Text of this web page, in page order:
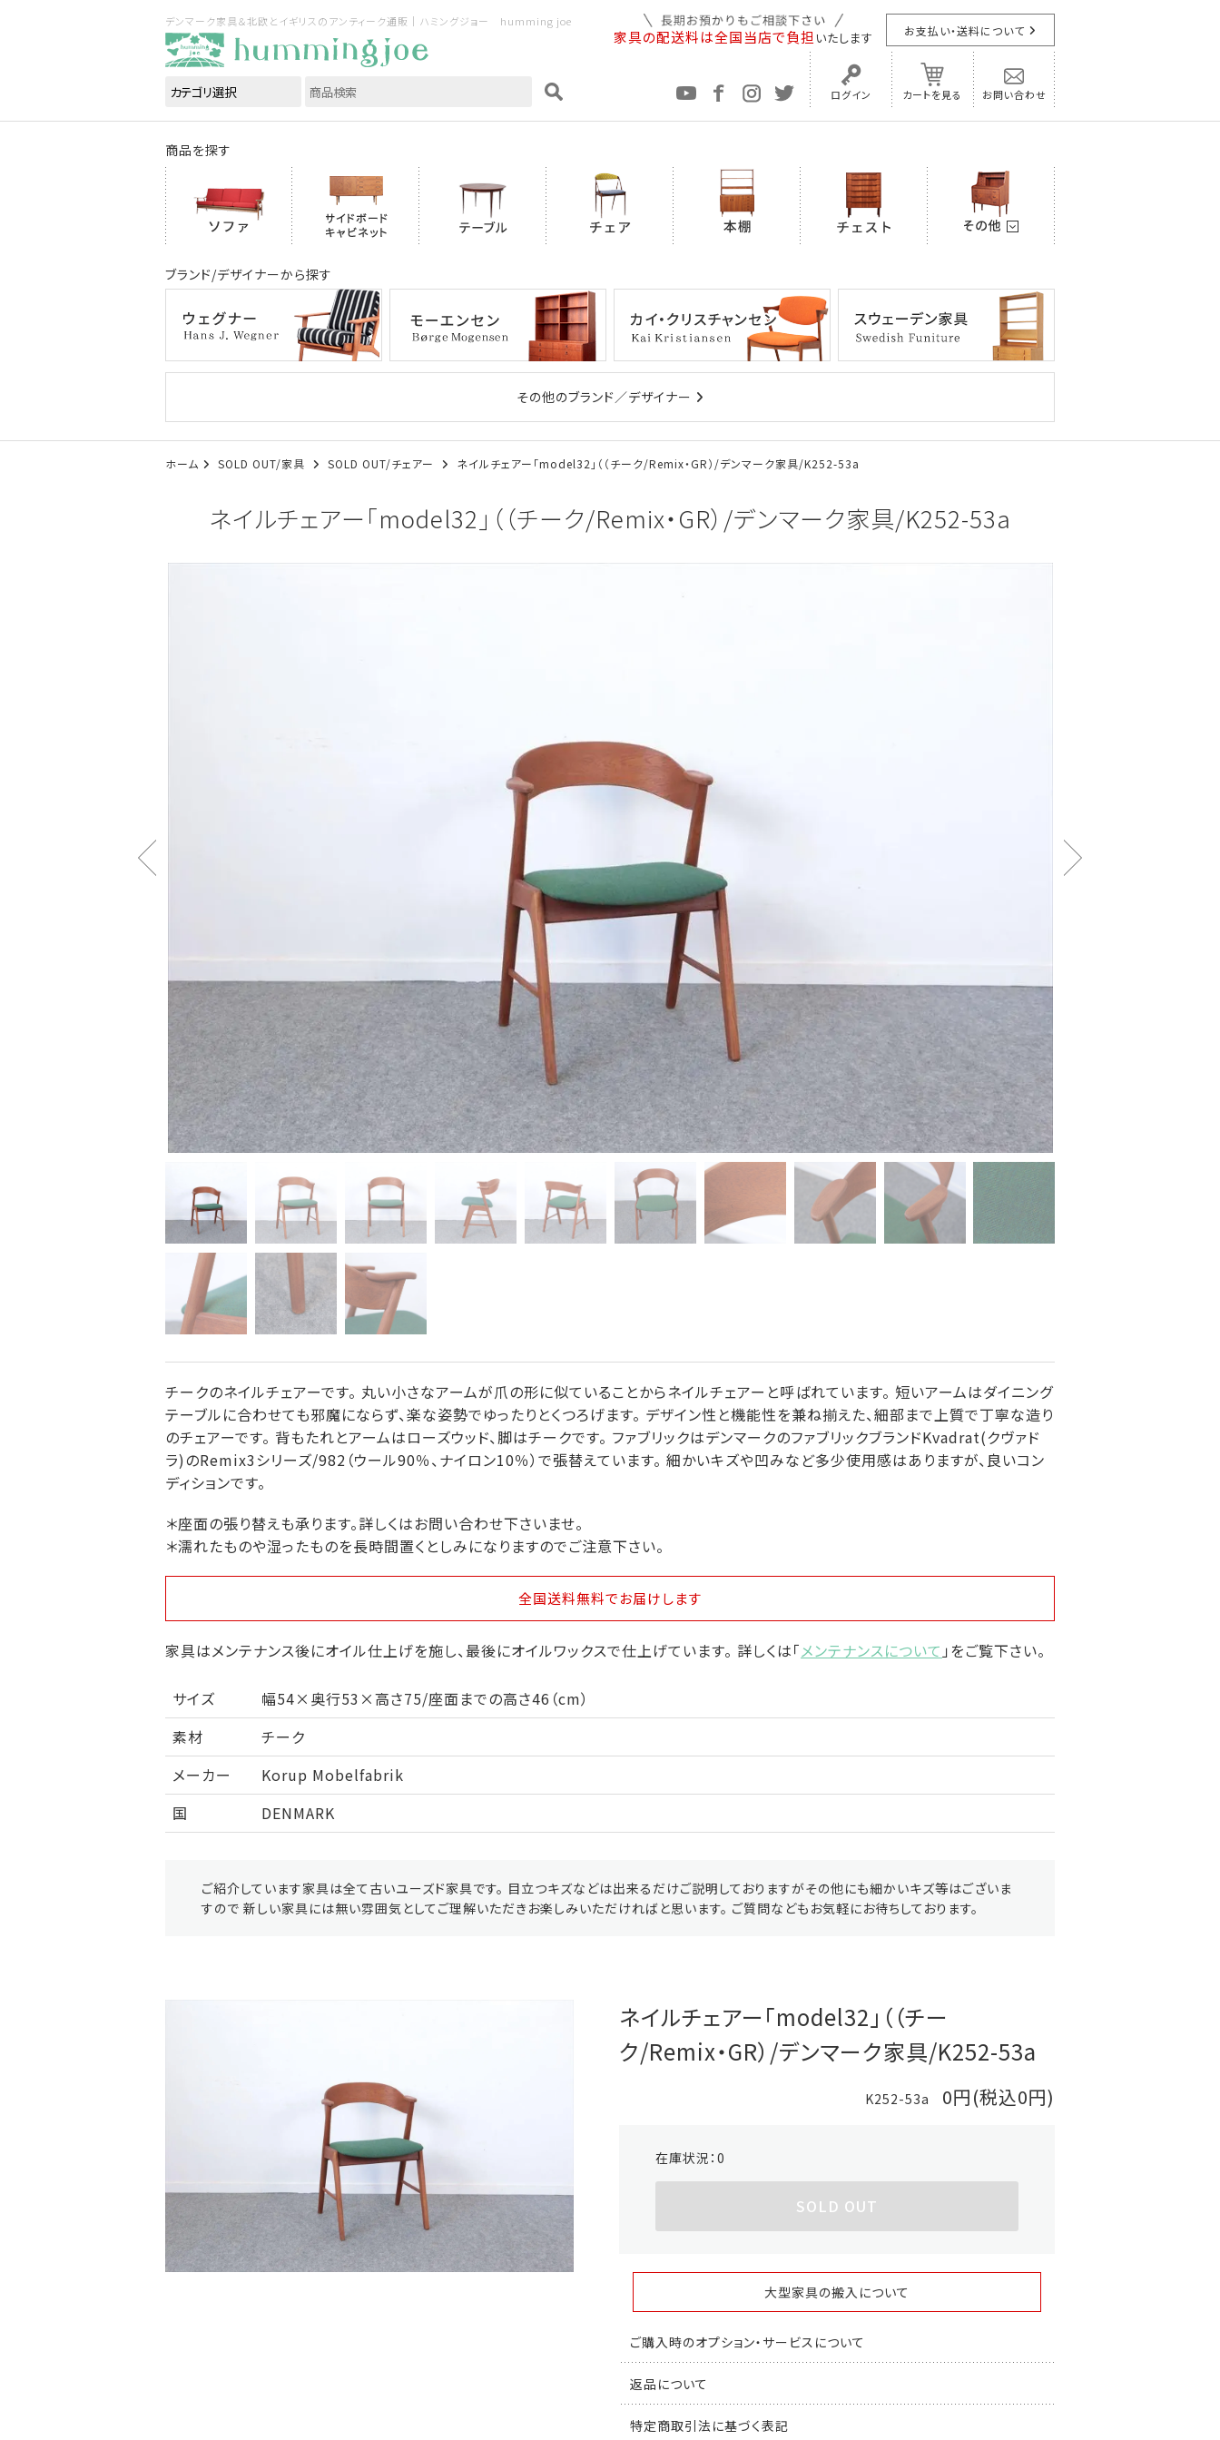
デンマーク家具＆北欧とイギリスのアンティーク通販｜ハミングジョー humming joe
家具の配送料は全国当店で負担 いたします お支払い・送料について
ログイン カートを見る お問い合わせ
商品を探す
ブランド/デザイナーから探す
その他のブランド／デザイナー
ホーム SOLD OUT/家具 SOLD OUT/チェアー ネイルチェアー「model32」（（チーク/Remix・GR）/デンマーク家具/K252-53a
ネイルチェアー「model32」（（チーク/Remix・GR）/デンマーク家具/K252-53a
チークのネイルチェアーです。 丸い小さなアームが爪の形に似ていることからネイルチェアーと呼ばれています。 短いアームはダイニング
テーブルに合わせても邪魔にならず、楽な姿勢でゆったりとくつろげます。 デザイン性と機能性を兼ね揃えた、細部まで上質で丁寧な造り
のチェアーです。 背もたれとアームはローズウッド、脚はチークです。 ファブリックはデンマークのファブリックブランドKvadrat(クヴァド
ラ)のRemix3シリーズ/982（ウール90％、ナイロン10％）で張替えています。 細かいキズや凹みなど多少使用感はありますが、良いコン
ディションです。
＊座面の張り替えも承ります。詳しくはお問い合わせ下さいませ。
＊濡れたものや湿ったものを長時間置くとしみになりますのでご注意下さい。
全国送料無料でお届けします
家具はメンテナンス後にオイル仕上げを施し、最後にオイルワックスで仕上げています。 詳しくは「メンテナンスについて 」をご覧下さい。
サイズ
幅54×奥行53×高さ75/座面までの高さ46（cm）
素材
チーク
メーカー
Korup Mobelfabrik
国
DENMARK
ご紹介しています家具は全て古いユーズド家具です。 目立つキズなどは出来るだけご説明しておりますがその他にも細かいキズ等はございま
すので 新しい家具には無い雰囲気としてご理解いただきお楽しみいただければと思います。 ご質問などもお気軽にお待ちしております。
ネイルチェアー「model32」（（チー
ク/Remix・GR）/デンマーク家具/K252-53a
K252-53a 0円(税込0円)
在庫状況： 0
SOLD OUT
大型家具の搬入について
ご購入時のオプション・サービスについて
返品について
特定商取引法に基づく表記